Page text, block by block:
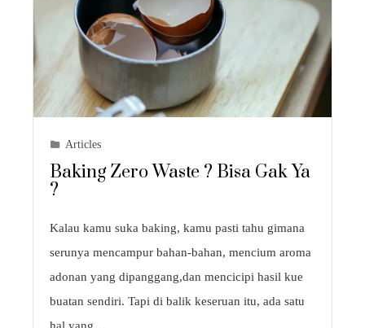
Articles
Baking Zero Waste ? Bisa Gak Ya
?
Kalau kamu suka baking, kamu pasti tahu gimana
serunya mencampur bahan-bahan, mencium aroma
adonan yang dipanggang,dan mencicipi hasil kue
buatan sendiri. Tapi di balik keseruan itu, ada satu